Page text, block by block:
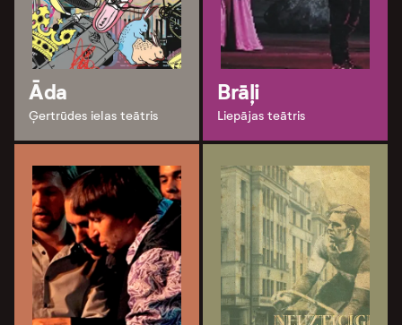
Āda
Ģertrūdes ielas teātris
Brāļi
Liepājas teātris